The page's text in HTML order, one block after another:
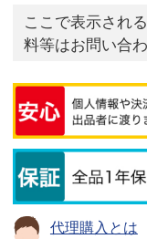
ここで表示され
料等はお問い合
代理購入とは